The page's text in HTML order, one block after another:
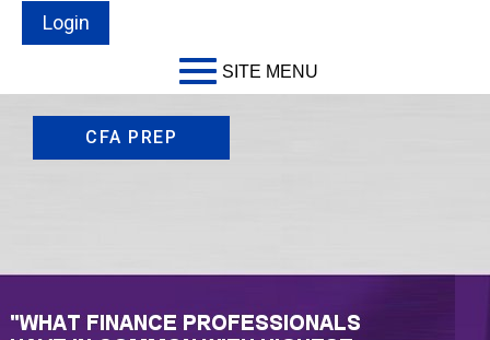
Login
SITE MENU
CFA PREP